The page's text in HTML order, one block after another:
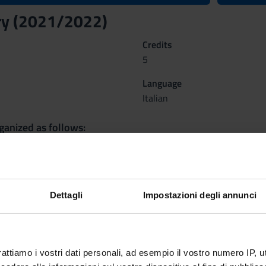
Dettagli Impostazioni degli annunci
i vostri dati personali, ad esempio il vostro numero IP,
(2021/2022)
Credits
5
Language
Italian
as follows:
LEZIONI 2°SEMESTRE
Credits
1